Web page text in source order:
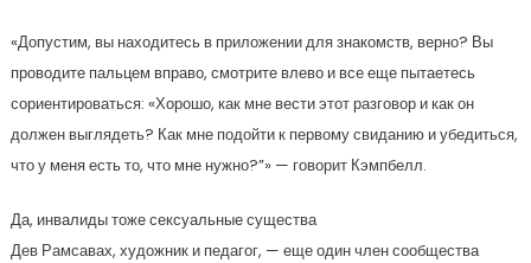
«Допустим, вы находитесь в приложении для знакомств, верно? Вы
проводите пальцем вправо, смотрите влево и все еще пытаетесь
сориентироваться: «Хорошо, как мне вести этот разговор и как он
должен выглядеть? Как мне подойти к первому свиданию и убедиться,
что у меня есть то, что мне нужно?”» — говорит Кэмпбелл.
Да, инвалиды тоже сексуальные существа
Дев Рамсавах, художник и педагог, — еще один член сообщества